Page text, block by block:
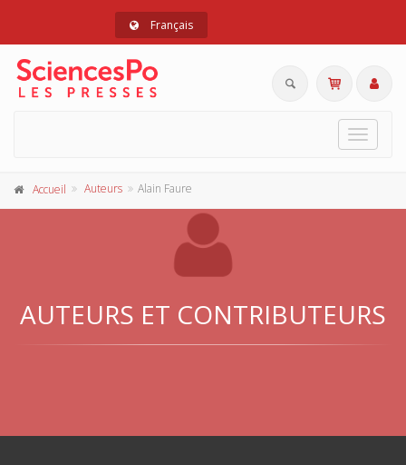
Français
Toggle
Accueil Auteurs Alain Faure
AUTEURS ET CONTRIBUTEURS